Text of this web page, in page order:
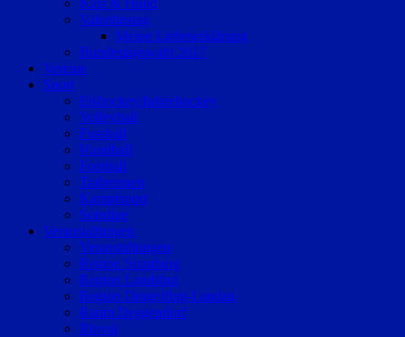
Katz & Hund
Valentinstag
Meine Liebeserklärung
Bundestagswahl 2017
Vereine
Sport
Eishockey/Inlinehockey
Volleyball
Fussball
Handball
Football
Trabrennen
Kampfsport
Sonstige
Veranstaltungen
Veranstaltungen
Region Straubing
Region Landshut
Region Dingolfing-Landau
Raum Deggendorf
Bluval